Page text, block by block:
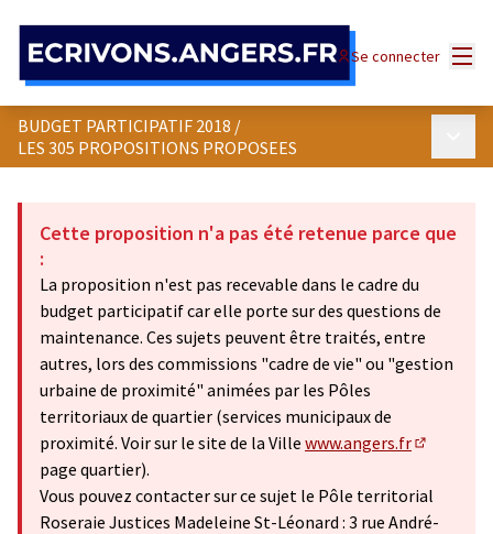
Se connecter
BUDGET PARTICIPATIF 2018 /
LES 305 PROPOSITIONS PROPOSEES
Cette proposition n'a pas été retenue parce que
:
La proposition n'est pas recevable dans le cadre du
budget participatif car elle porte sur des questions de
maintenance. Ces sujets peuvent être traités, entre
autres, lors des commissions "cadre de vie" ou "gestion
urbaine de proximité" animées par les Pôles
territoriaux de quartier (services municipaux de
proximité. Voir sur le site de la Ville www.angers.fr
page quartier).
Vous pouvez contacter sur ce sujet le Pôle territorial
Roseraie Justices Madeleine St-Léonard : 3 rue André-